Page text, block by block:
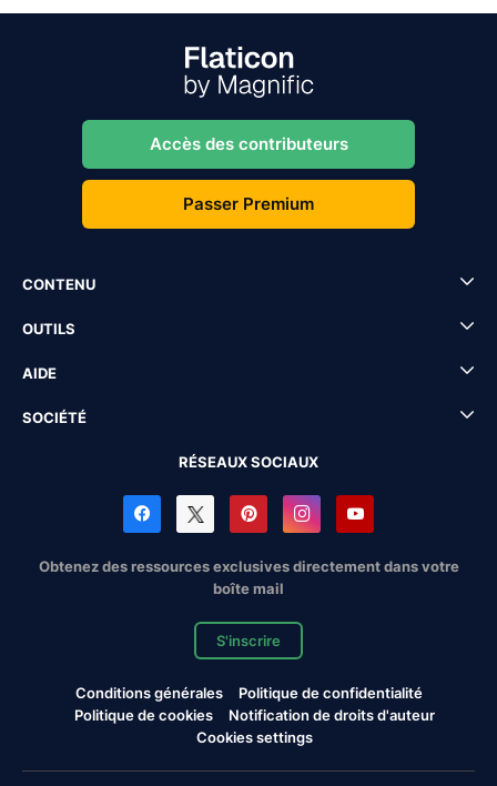
Accès des contributeurs
Passer Premium
CONTENU
OUTILS
AIDE
SOCIÉTÉ
RÉSEAUX SOCIAUX
Obtenez des ressources exclusives directement dans votre
boîte mail
S'inscrire
Conditions générales
Politique de confidentialité
Politique de cookies
Notification de droits d'auteur
Cookies settings